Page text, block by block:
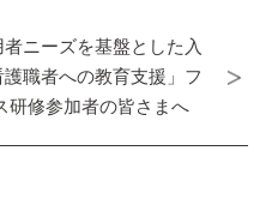
ニーズを基盤とした入
職者への教育支援」フ
研修参加者の皆さまへ